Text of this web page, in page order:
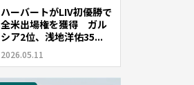
ハーバートがLIV初優勝で
全米出場権を獲得 ガル
シア2位、浅地洋佑35...
2026.05.11